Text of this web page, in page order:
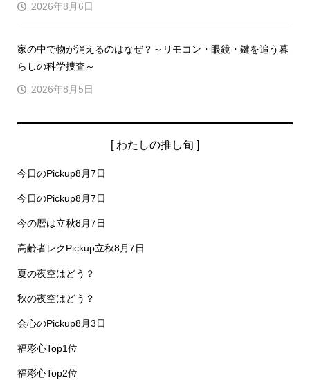
2026年8月6日
家の中で物が消えるのはなぜ？～リモコン・眼鏡・鍵を追う暮
らしの科学捜査～
2026年8月5日
[ わたしの推し旬 ]
今日のPickup8月7日
今日のPickup8月7日
今の暦は立秋8月7日
高齢者レクPickup立秋8月7日
夏の夜空はどう？
秋の夜空はどう？
会心のPickup8月3日
福彩心Top1位
福彩心Top2位